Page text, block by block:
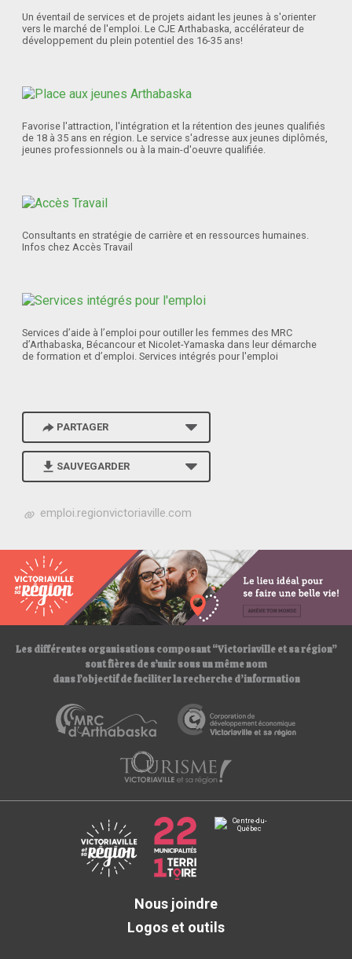
Un éventail de services et de projets aidant les jeunes à s'orienter
vers le marché de l'emploi. Le CJE Arthabaska, accélérateur de
développement du plein potentiel des 16-35 ans!
Favorise l'attraction, l'intégration et la rétention des jeunes qualifiés
de 18 à 35 ans en région. Le service s'adresse aux jeunes diplômés,
jeunes professionnels ou à la main-d'oeuvre qualifiée.
Consultants en stratégie de carrière et en ressources humaines.
Infos chez Accès Travail
Services d’aide à l’emploi pour outiller les femmes des MRC
d’Arthabaska, Bécancour et Nicolet-Yamaska dans leur démarche
de formation et d’emploi. Services intégrés pour l'emploi
PARTAGER
SAUVEGARDER
h
p
s
:
/
/
emploi.regionvictoriaville.com
Les différentes organisations composant “Victoriaville et sa région”
sont fières de s’unir sous un même nom
dans l’objectif de faciliter la recherche d’information
Nous joindre
Logos et outils